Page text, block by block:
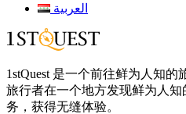
العربية
1stQuest 是一个前往鲜为人知
旅行者在一个地方发现鲜为人
务，获得无缝体验。